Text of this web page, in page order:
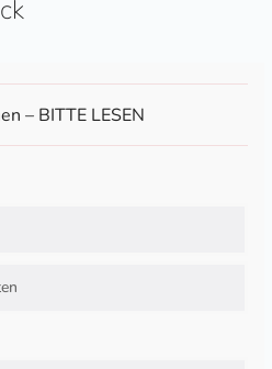
– BITTE LESEN